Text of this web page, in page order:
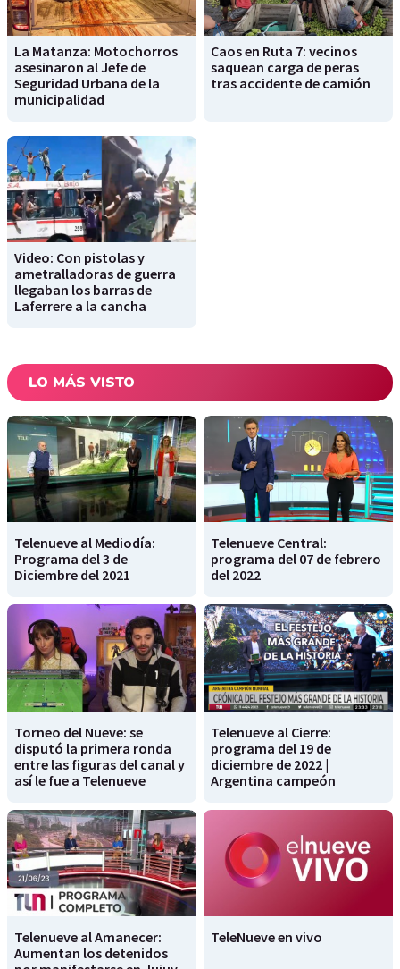
La Matanza: Motochorros
asesinaron al Jefe de
Seguridad Urbana de la
municipalidad
Caos en Ruta 7: vecinos
saquean carga de peras
tras accidente de camión
Video: Con pistolas y
ametralladoras de guerra
llegaban los barras de
Laferrere a la cancha
LO MÁS VISTO
Telenueve al Mediodía:
Programa del 3 de
Diciembre del 2021
Telenueve Central:
programa del 07 de febrero
del 2022
Torneo del Nueve: se
disputó la primera ronda
entre las figuras del canal y
así le fue a Telenueve
Telenueve al Cierre:
programa del 19 de
diciembre de 2022 |
Argentina campeón
Telenueve al Amanecer:
Aumentan los detenidos
TeleNueve en vivo